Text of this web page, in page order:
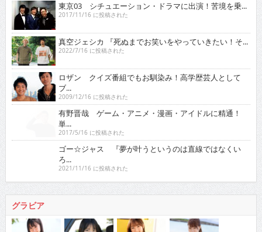
東京03 シチュエーション・ドラマに出演！苦境を乗...
2017/11/16 に投稿された
真空ジェシカ 『死ぬまでお笑いをやっていきたい！そ...
2022/7/16 に投稿された
ロザン クイズ番組でもお馴染み！高学歴芸人として
ブ...
2009/12/16 に投稿された
有野晋哉 ゲーム・アニメ・漫画・アイドルに精通！
単...
2017/5/16 に投稿された
ゴー☆ジャス 『夢が叶うというのは直線ではなくい
ろ...
2021/11/16 に投稿された
グラビア